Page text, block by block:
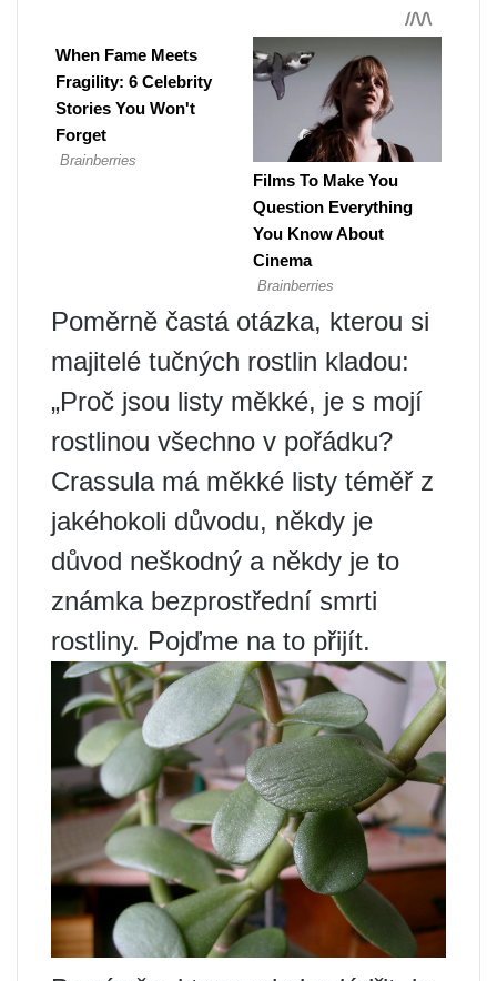
Poměrně častá otázka, kterou si
majitelé tučných rostlin kladou:
„Proč jsou listy měkké, je s mojí
rostlinou všechno v pořádku?
Crassula má měkké listy téměř z
jakéhokoli důvodu, někdy je
důvod neškodný a někdy je to
známka bezprostřední smrti
rostliny. Pojďme na to přijít.